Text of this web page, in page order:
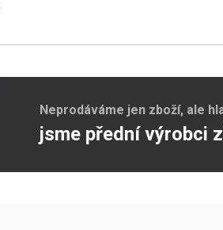
Neprodáváme jen zboží, ale
jsme přední výrobci